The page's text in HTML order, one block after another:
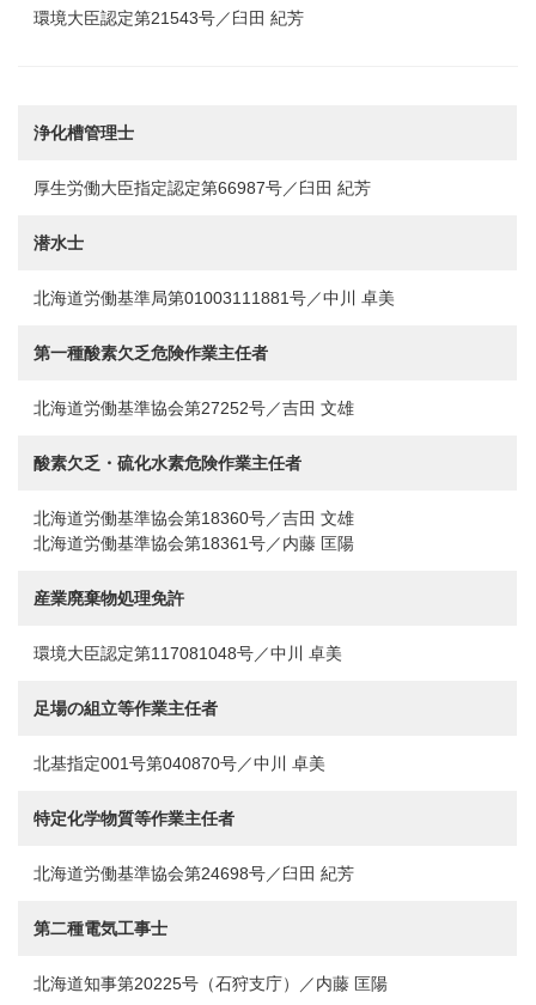
環境大臣認定第21543号／臼田 紀芳
浄化槽管理士
厚生労働大臣指定認定第66987号／臼田 紀芳
潜水士
北海道労働基準局第01003111881号／中川 卓美
第一種酸素欠乏危険作業主任者
北海道労働基準協会第27252号／吉田 文雄
酸素欠乏・硫化水素危険作業主任者
北海道労働基準協会第18360号／吉田 文雄
北海道労働基準協会第18361号／内藤 匡陽
産業廃棄物処理免許
環境大臣認定第117081048号／中川 卓美
足場の組立等作業主任者
北基指定001号第040870号／中川 卓美
特定化学物質等作業主任者
北海道労働基準協会第24698号／臼田 紀芳
第二種電気工事士
北海道知事第20225号（石狩支庁）／内藤 匡陽